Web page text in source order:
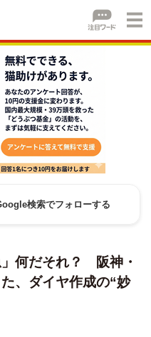
検索でフォローする
」何だそれ？ 阪神・
、ダイヤ作成の“妙